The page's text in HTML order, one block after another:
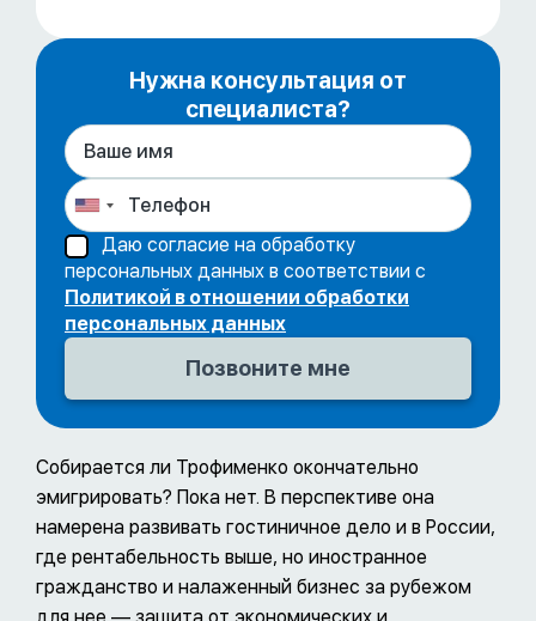
Нужна консультация от
специалиста?
Даю согласие на обработку
персональных данных в соответствии с
Политикой в отношении обработки
персональных данных
Собирается ли Трофименко окончательно
эмигрировать? Пока нет. В перспективе она
намерена развивать гостиничное дело и в России,
где рентабельность выше, но иностранное
гражданство и налаженный бизнес за рубежом